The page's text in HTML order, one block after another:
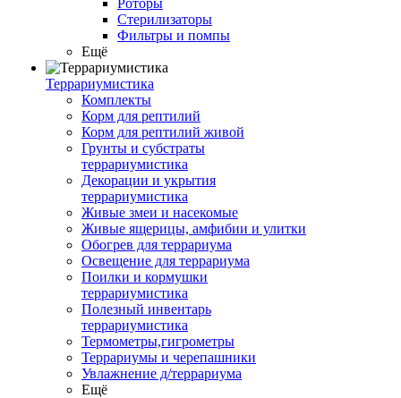
Роторы
Стерилизаторы
Фильтры и помпы
Ещё
Террариумистика
Комплекты
Корм для рептилий
Корм для рептилий живой
Грунты и субстраты
террариумистика
Декорации и укрытия
террариумистика
Живые змеи и насекомые
Живые ящерицы, амфибии и улитки
Обогрев для террариума
Освещение для террариума
Поилки и кормушки
террариумистика
Полезный инвентарь
террариумистика
Термометры,гигрометры
Террариумы и черепашники
Увлажнение д/террариума
Ещё